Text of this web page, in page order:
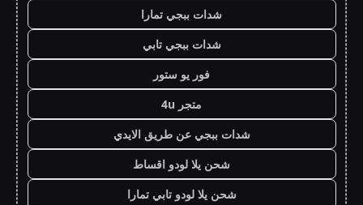
شدات ببجي تمارا
شدات ببجي تابي
فور يو ستور
متجر 4u
شدات ببجي عن طريق الايدي
شحن يلا لودو اقساط
شحن يلا لودو تابي تمارا